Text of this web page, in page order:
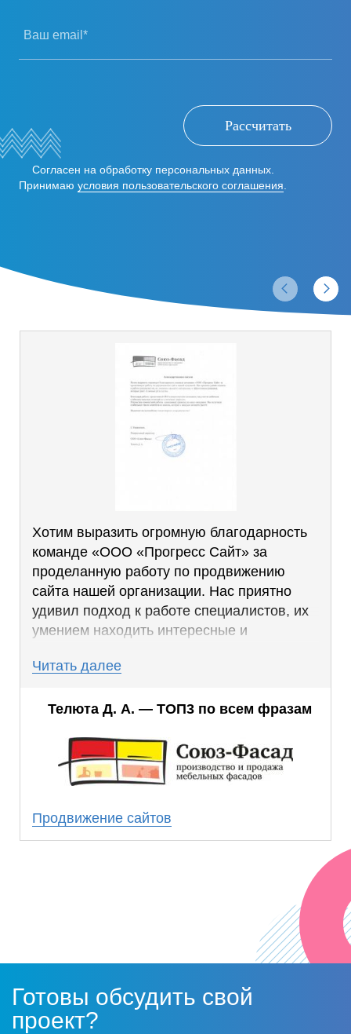
Ваш email*
Рассчитать
Согласен на обработку персональных данных.
Принимаю условия пользовательского соглашения
Хотим выразить огромную благодарность
команде «ООО «Прогресс Сайт» за
проделанную работу по продвижению
сайта нашей организации. Нас приятно
удивил подход к работе специалистов, их
умением находить интересные и
отличные результаты.
Благодаря работе, проделанной SEO-
стабильно высоких позиций по ключевым
запросам.
Результаты совместной работы превзошли
число клиентов из поиска, которое с
каждым месяцем растет.
Читать далее
Телюта Д. А. — ТОП3 по всем фразам
Продвижение сайтов
Готовы обсудить свой
проект?